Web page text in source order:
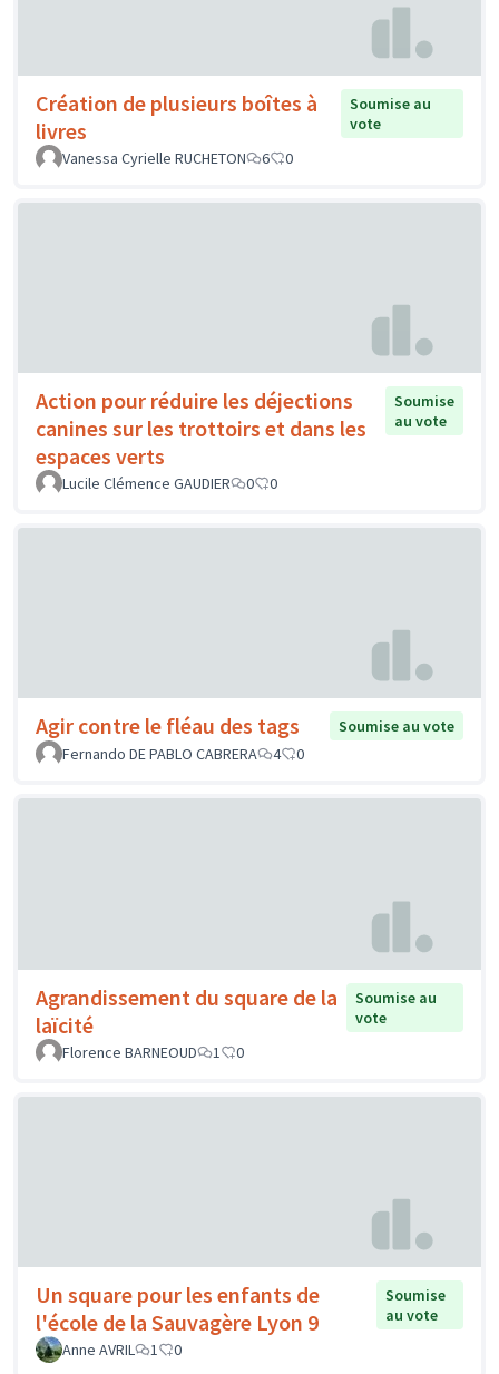
Création de plusieurs boîtes à
livres
Soumise au
vote
Vanessa Cyrielle RUCHETON
6 0
Action pour réduire les déjections
canines sur les trottoirs et dans les
espaces verts
Soumise
au vote
Lucile Clémence GAUDIER 0 0
Agir contre le fléau des tags
Soumise au vote
Fernando DE PABLO CABRERA
4 0
Agrandissement du square de la
laïcité
Soumise au
vote
Florence BARNEOUD
1 0
Un square pour les enfants de
l'école de la Sauvagère Lyon 9
Soumise
au vote
Anne AVRIL
1 0